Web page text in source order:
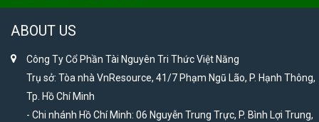
ABOUT US
Công Ty Cổ Phần Tài Nguyên Tri Thức Việt Năng
Trụ sở: Tòa nhà VnResource, 41/7 Phạm Ngũ Lão, P. Hạnh Thông,
Tp. Hồ Chí Minh
- Chi nhánh Hồ Chí Minh: 06 Nguyễn Trung Trực, P. Bình Lợi Trung,